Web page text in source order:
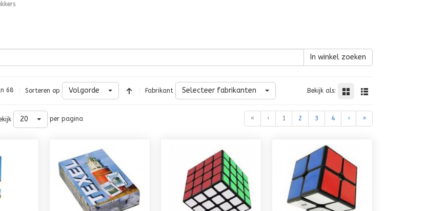
In winkel zoeken
68 Sorteren op Volgorde Fabrikant Selecteer fabrikanten Bekijk als:
20 per pagina « ‹ 1 2 3 4 › »